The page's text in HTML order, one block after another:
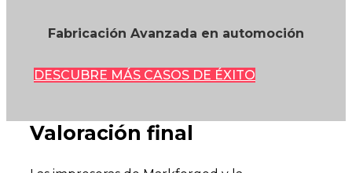
Fabricación Avanzada en automoción
DESCUBRE MÁS CASOS DE ÉXITO
Valoración final